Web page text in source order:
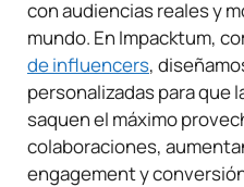
con audiencias reales y
mundo. En Impacktum,
de influencers,
personalizadas para que
saquen el máximo
colaboraciones,
engagement y